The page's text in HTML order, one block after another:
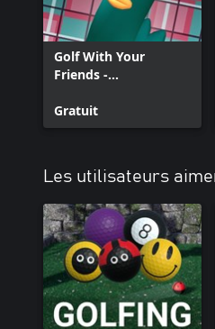
Golf With Your
Friends -
Gratuit
Les utilisateurs